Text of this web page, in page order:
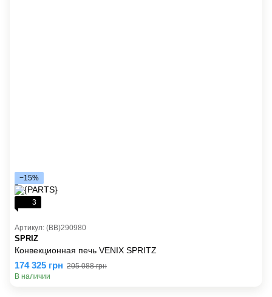
−15%
3
Артикул: (BB)290980
SPRIZ
Конвекционная печь VENIX SPRITZ
174 325 грн 205 088 грн
В наличии